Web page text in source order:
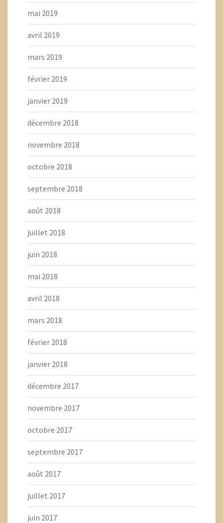
mai 2019
avril 2019
mars 2019
février 2019
janvier 2019
décembre 2018
novembre 2018
octobre 2018
septembre 2018
août 2018
juillet 2018
juin 2018
mai 2018
avril 2018
mars 2018
février 2018
janvier 2018
décembre 2017
novembre 2017
octobre 2017
septembre 2017
août 2017
juillet 2017
juin 2017